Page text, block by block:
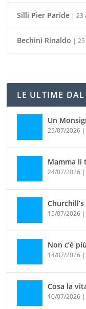
Silli Pier Paride| 23
Bechini Rinaldo |
LE ULTIME
Un
25/07/2026|
Mamma li
24/07/2026|
15/07/2026|
Non c’é
14/07/2026|
Cosa la
10/07/2026|